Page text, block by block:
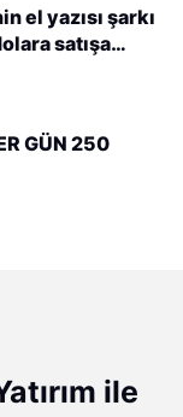
el yazısı şarkı
satışa
GÜN 250
ile